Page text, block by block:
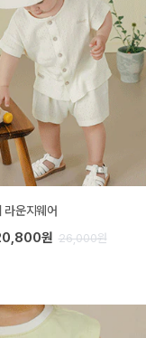
라운지웨어
원 26,000원